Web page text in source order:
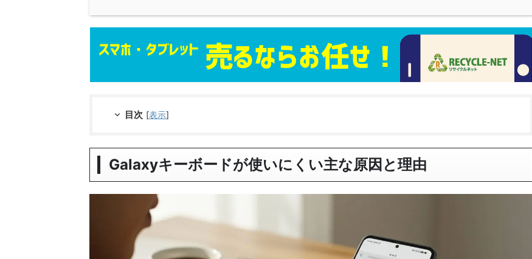
目次 [表示]
Galaxyキーボードが使いにくい主な原因と理由